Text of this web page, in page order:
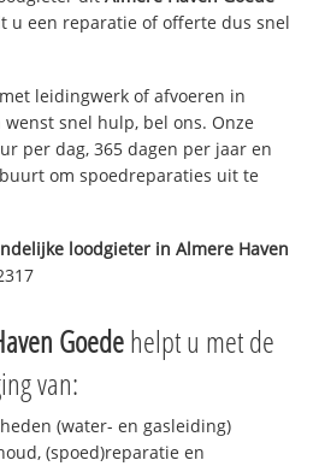
u een reparatie of offerte dus snel
leidingwerk of afvoeren in
wenst snel hulp, bel ons. Onze
per dag, 365 dagen per jaar en
om spoedreparaties uit te
loodgieter inAlmere Haven
Goedehelpt u met de
van:
(water- en gasleiding)
(spoed)reparatie en